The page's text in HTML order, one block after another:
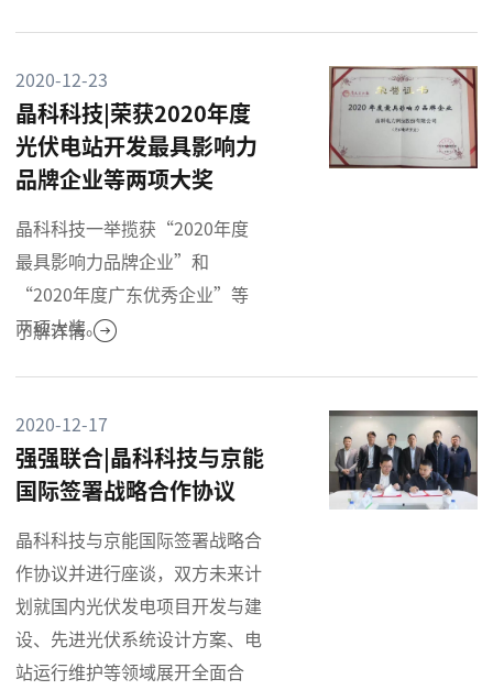
2020-12-23
晶科科技|荣获2020年度
光伏电站开发最具影响力
品牌企业等两项大奖
晶科科技一举揽获“2020年度
最具影响力品牌企业”和
“2020年度广东优秀企业”等
两项大奖。
了解详情
2020-12-17
强强联合|晶科科技与京能
国际签署战略合作协议
晶科科技与京能国际签署战略合
作协议并进行座谈，双方未来计
划就国内光伏发电项目开发与建
设、先进光伏系统设计方案、电
站运行维护等领域展开全面合